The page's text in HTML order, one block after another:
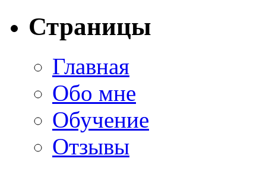
Страницы
Главная
Обо мне
Обучение
Отзывы